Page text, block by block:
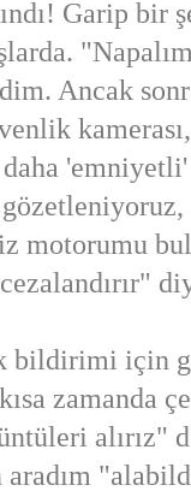
Garip bir
Ancak
motorumu
bildirimi
zamanda
alırız"
aradım